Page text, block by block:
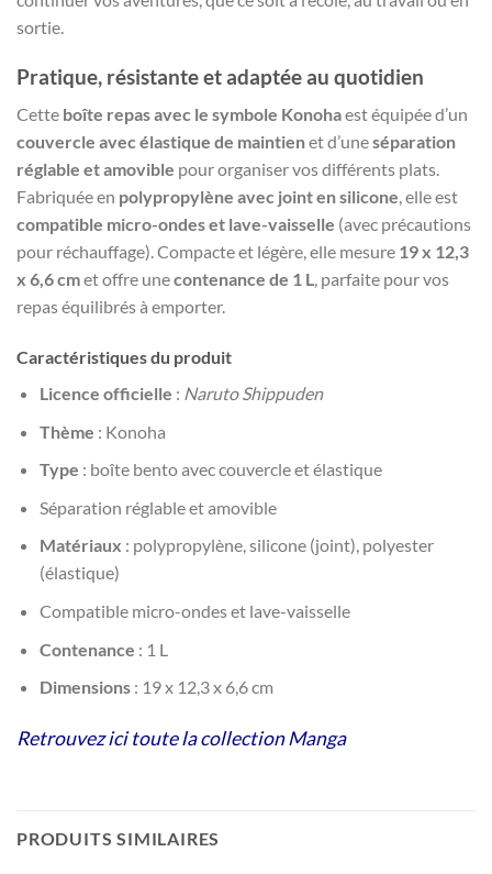
sortie.
Pratique, résistante et adaptée au quotidien
Cette boîte repas avec le symbole Konohaest équipée d’un
couvercle avec élastique de maintienet d’uneséparation
réglable et amovible pour organiser vos différents plats.
Fabriquée en polypropylène avec joint en silicone, elle est
compatible micro-ondes et lave-vaisselle (avec précautions
pour réchauffage). Compacte et légère, elle mesure 19 x 12,3
x 6,6 cmet offre unecontenance de 1 L, parfaite pour vos
repas équilibrés à emporter.
Caractéristiques du produit
Licence officielle : Naruto Shippuden
Thème : Konoha
Type : boîte bento avec couvercle et élastique
Séparation réglable et amovible
Matériaux : polypropylène, silicone (joint), polyester
(élastique)
Compatible micro-ondes et lave-vaisselle
Contenance : 1 L
Dimensions: 19 x 12,3 x 6,6 cm
Retrouvez ici toute la collection Manga
PRODUITS SIMILAIRES